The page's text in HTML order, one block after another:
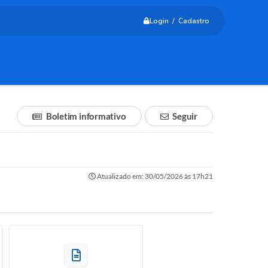
Login / Cadastro
Seguir
Boletim informativo
Atualizado em: 30/05/2026 às 17h21